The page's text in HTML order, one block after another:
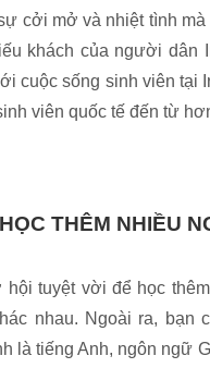
cởi mở và nhiệt tình
khách của người dân
cuộc sống sinh viên
viên quốc tế đến từ
THÊM NHIỀU
hội tuyệt vời để học
nhau. Ngoài ra, bạn
là tiếng Anh, ngôn ngữ